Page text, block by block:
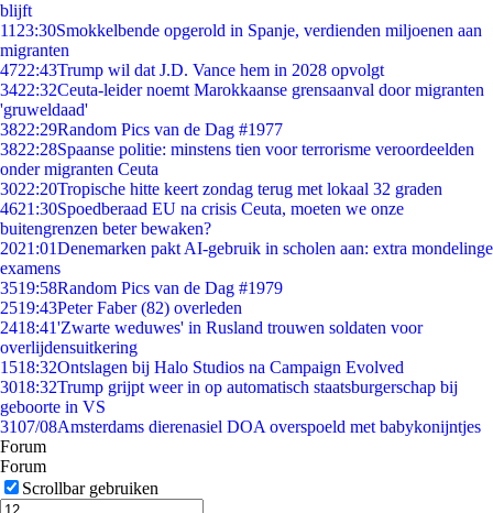
blijft
11 23:30Smokkelbende opgerold in Spanje, verdienden miljoenen aan
migranten
4722:43Trump wil dat J.D. Vance hem in 2028 opvolgt
3422:32Ceuta-leider noemt Marokkaanse grensaanval door migranten
'gruweldaad'
3822:29Random Pics van de Dag #1977
3822:28Spaanse politie: minstens tien voor terrorisme veroordeelden
onder migranten Ceuta
3022:20Tropische hitte keert zondag terug met lokaal 32 graden
4621:30Spoedberaad EU na crisis Ceuta, moeten we onze
buitengrenzen beter bewaken?
2021:01Denemarken pakt AI-gebruik in scholen aan: extra mondelinge
examens
3519:58Random Pics van de Dag #1979
2519:43Peter Faber (82) overleden
2418:41'Zwarte weduwes' in Rusland trouwen soldaten voor
overlijdensuitkering
1518:32Ontslagen bij Halo Studios na Campaign Evolved
3018:32Trump grijpt weer in op automatisch staatsburgerschap bij
geboorte in VS
3107/08Amsterdams dierenasiel DOA overspoeld met babykonijntjes
Forum
Forum
Scrollbar gebruiken